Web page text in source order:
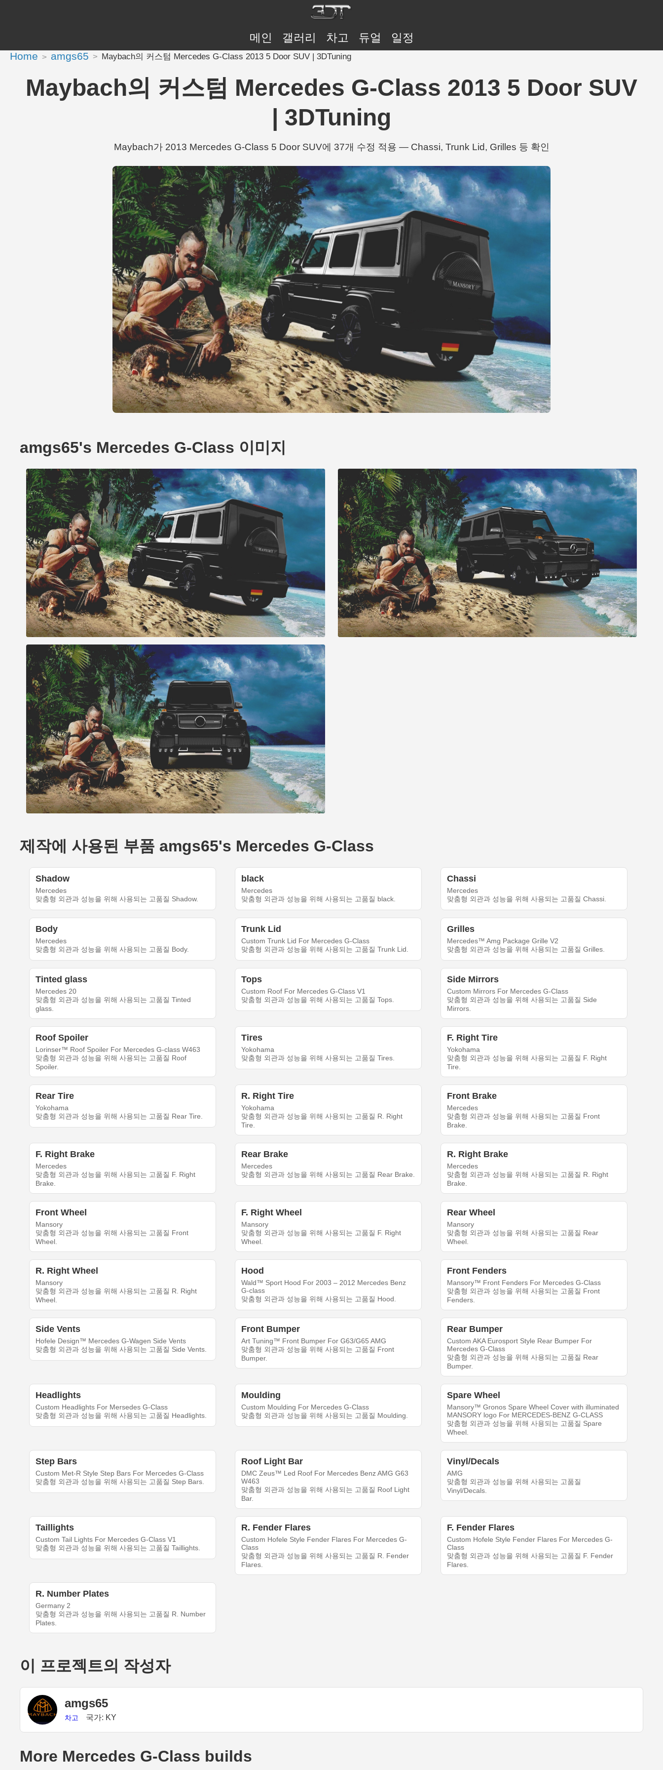
메인 갤러리 차고 듀얼 일정
Home amgs65 Maybach의 커스텀 Mercedes G-Class 2013 5 Door SUV | 3DTuning
Maybach의 커스텀 Mercedes G-Class 2013 5 Door SUV
| 3DTuning
Maybach가 2013 Mercedes G-Class 5 Door SUV에 37개 수정 적용 — Chassi, Trunk Lid, Grilles 등 확인
amgs65's Mercedes G-Class 이미지
제작에 사용된 부품 amgs65's Mercedes G-Class
Shadow
Mercedes
맞춤형 외관과 성능을 위해 사용되는 고품질 Shadow.
black
Mercedes
맞춤형 외관과 성능을 위해 사용되는 고품질 black.
Chassi
Mercedes
맞춤형 외관과 성능을 위해 사용되는 고품질 Chassi.
Body
Mercedes
맞춤형 외관과 성능을 위해 사용되는 고품질 Body.
Trunk Lid
Custom Trunk Lid For Mercedes G-Class
맞춤형 외관과 성능을 위해 사용되는 고품질 Trunk Lid.
Grilles
Mercedes™ Amg Package Grille V2
맞춤형 외관과 성능을 위해 사용되는 고품질 Grilles.
Tinted glass
Mercedes 20
맞춤형 외관과 성능을 위해 사용되는 고품질 Tinted
glass.
Tops
Custom Roof For Mercedes G-Class V1
맞춤형 외관과 성능을 위해 사용되는 고품질 Tops.
Side Mirrors
Custom Mirrors For Mercedes G-Class
맞춤형 외관과 성능을 위해 사용되는 고품질 Side
Mirrors.
Roof Spoiler
Lorinser™ Roof Spoiler For Mercedes G-class W463
맞춤형 외관과 성능을 위해 사용되는 고품질 Roof
Spoiler.
Tires
Yokohama
맞춤형 외관과 성능을 위해 사용되는 고품질 Tires.
F. Right Tire
Yokohama
맞춤형 외관과 성능을 위해 사용되는 고품질 F. Right
Tire.
Rear Tire
Yokohama
맞춤형 외관과 성능을 위해 사용되는 고품질 Rear Tire.
R. Right Tire
Yokohama
맞춤형 외관과 성능을 위해 사용되는 고품질 R. Right
Tire.
Front Brake
Mercedes
맞춤형 외관과 성능을 위해 사용되는 고품질 Front
Brake.
F. Right Brake
Mercedes
맞춤형 외관과 성능을 위해 사용되는 고품질 F. Right
Brake.
Rear Brake
Mercedes
맞춤형 외관과 성능을 위해 사용되는 고품질 Rear Brake.
R. Right Brake
Mercedes
맞춤형 외관과 성능을 위해 사용되는 고품질 R. Right
Brake.
Front Wheel
Mansory
맞춤형 외관과 성능을 위해 사용되는 고품질 Front
Wheel.
F. Right Wheel
Mansory
맞춤형 외관과 성능을 위해 사용되는 고품질 F. Right
Wheel.
Rear Wheel
Mansory
맞춤형 외관과 성능을 위해 사용되는 고품질 Rear
Wheel.
R. Right Wheel
Mansory
맞춤형 외관과 성능을 위해 사용되는 고품질 R. Right
Wheel.
Hood
Wald™ Sport Hood For 2003 – 2012 Mercedes Benz
G-class
맞춤형 외관과 성능을 위해 사용되는 고품질 Hood.
Front Fenders
Mansory™ Front Fenders For Mercedes G-Class
맞춤형 외관과 성능을 위해 사용되는 고품질 Front
Fenders.
Side Vents
Hofele Design™ Mercedes G-Wagen Side Vents
맞춤형 외관과 성능을 위해 사용되는 고품질 Side Vents.
Front Bumper
Art Tuning™ Front Bumper For G63/G65 AMG
맞춤형 외관과 성능을 위해 사용되는 고품질 Front
Bumper.
Rear Bumper
Custom AKA Eurosport Style Rear Bumper For
Mercedes G-Class
맞춤형 외관과 성능을 위해 사용되는 고품질 Rear
Bumper.
Headlights
Custom Headlights For Mersedes G-Class
맞춤형 외관과 성능을 위해 사용되는 고품질 Headlights.
Moulding
Custom Moulding For Mercedes G-Class
맞춤형 외관과 성능을 위해 사용되는 고품질 Moulding.
Spare Wheel
Mansory™ Gronos Spare Wheel Cover with illuminated
MANSORY logo For MERCEDES-BENZ G-CLASS
맞춤형 외관과 성능을 위해 사용되는 고품질 Spare
Wheel.
Step Bars
Custom Met-R Style Step Bars For Mercedes G-Class
맞춤형 외관과 성능을 위해 사용되는 고품질 Step Bars.
Roof Light Bar
DMC Zeus™ Led Roof For Mercedes Benz AMG G63
W463
맞춤형 외관과 성능을 위해 사용되는 고품질 Roof Light
Bar.
Vinyl/Decals
AMG
맞춤형 외관과 성능을 위해 사용되는 고품질
Vinyl/Decals.
Taillights
Custom Tail Lights For Mercedes G-Class V1
맞춤형 외관과 성능을 위해 사용되는 고품질 Taillights.
R. Fender Flares
Custom Hofele Style Fender Flares For Mercedes G-
Class
맞춤형 외관과 성능을 위해 사용되는 고품질 R. Fender
Flares.
F. Fender Flares
Custom Hofele Style Fender Flares For Mercedes G-
Class
맞춤형 외관과 성능을 위해 사용되는 고품질 F. Fender
Flares.
R. Number Plates
Germany 2
맞춤형 외관과 성능을 위해 사용되는 고품질 R. Number
Plates.
이 프로젝트의 작성자
amgs65
차고 국가: KY
More Mercedes G-Class builds